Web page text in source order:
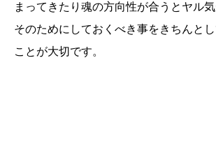
まってきたり魂の方向性が合うとヤル気
そのためにしておくべき事をきちんと
ことが大切です。